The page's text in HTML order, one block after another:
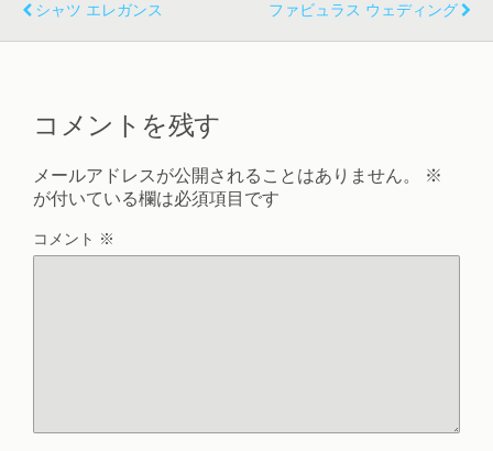
シャツ エレガンス
ファビュラス ウェディング
コメントを残す
メールアドレスが公開されることはありません。
※
が付いている欄は必須項目です
コメント ※